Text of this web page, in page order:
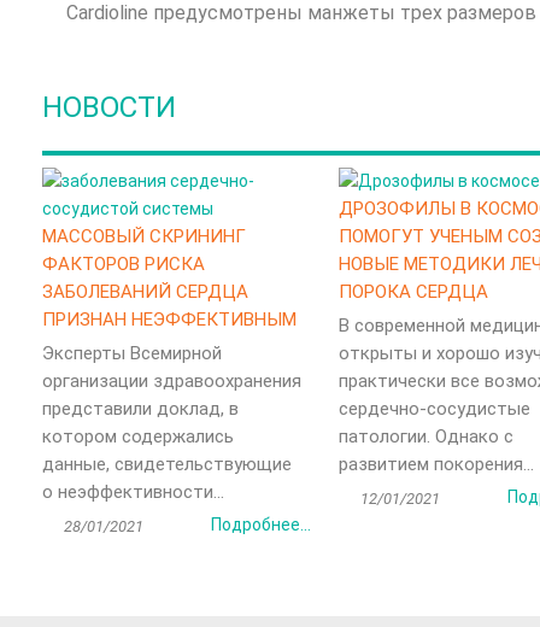
Cardioline предусмотрены манжеты трех
НОВОСТИ
МАССОВЫЙ СКРИНИНГ
ФАКТОРОВ РИСКА
ЗАБОЛЕВАНИЙ СЕРДЦА
ПРИЗНАН НЕЭФФЕКТИВНЫМ
Эксперты Всемирной
организации здравоохранения
представили доклад, в
котором содержались
данные, свидетельствующие
о неэффективности...
28/01/2021 Подробнее...
ДРОЗОФИЛЫ В
ПОМОГУТ УЧЕНЫМ
НОВЫЕ МЕТОДИКИ
ПОРОКА СЕРДЦА
В современной
открыты и хорошо
практически все
сердечно-сосудистые
патологии. Однако с
развитием покорения...
12/01/2021